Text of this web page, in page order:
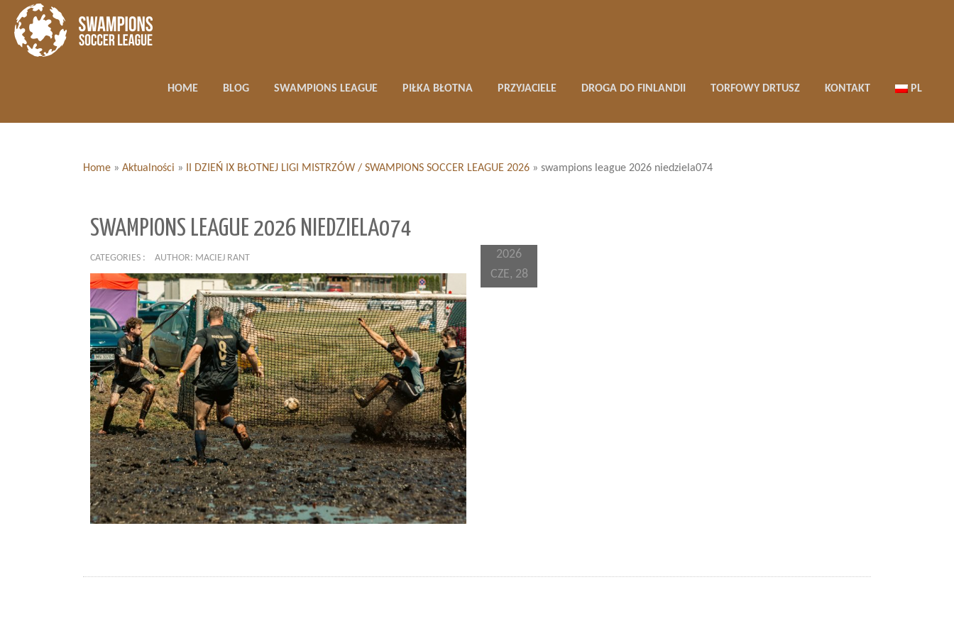
HOME BLOG SWAMPIONS LEAGUE PIŁKA BŁOTNA PRZYJACIELE DROGA DO FINLANDII TORFOWY DRTUSZ KONTAKT PL
Home » Aktualności » II DZIEŃ IX BŁOTNEJ LIGI MISTRZÓW / SWAMPIONS SOCCER LEAGUE 2026 » swampions league 2026 niedziela074
SWAMPIONS LEAGUE 2026 NIEDZIELA074
CATEGORIES : AUTHOR: MACIEJ RANT
2026
CZE, 28